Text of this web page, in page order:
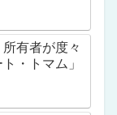
有者が度々
・トマム」